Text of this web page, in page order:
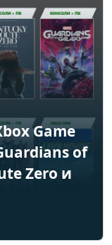
Game
of
Zero и